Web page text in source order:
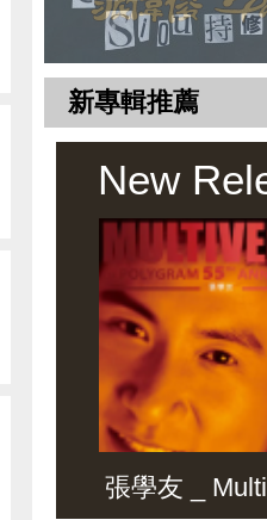
新專輯推薦
New
張學友 _